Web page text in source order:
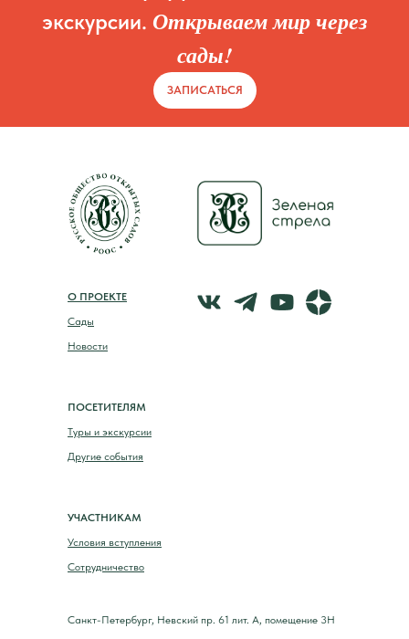
экскурсии. Открываем мир через
сады!
ЗАПИСАТЬСЯ
О ПРОЕКТЕ
Сады
Новости
ПОСЕТИТЕЛЯМ
Туры и экскурсии
Другие события
УЧАСТНИКАМ
Условия вступления
Сотрудничество
Санкт-Петербург, Невский пр. 61 лит. А, помещение 3Н